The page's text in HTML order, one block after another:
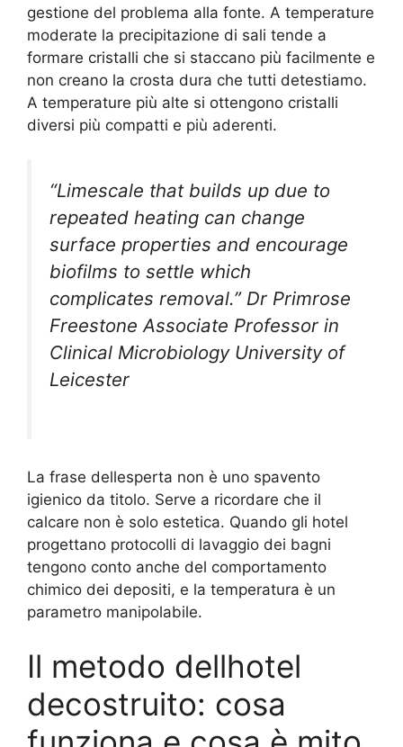
gestione del problema alla fonte. A temperature
moderate la precipitazione di sali tende a
formare cristalli che si staccano più facilmente e
non creano la crosta dura che tutti detestiamo.
A temperature più alte si ottengono cristalli
diversi più compatti e più aderenti.
“Limescale that builds up due to
repeated heating can change
surface properties and encourage
biofilms to settle which
complicates removal.” Dr Primrose
Freestone Associate Professor in
Clinical Microbiology University of
Leicester
La frase dellesperta non è uno spavento
igienico da titolo. Serve a ricordare che il
calcare non è solo estetica. Quando gli hotel
progettano protocolli di lavaggio dei bagni
tengono conto anche del comportamento
chimico dei depositi, e la temperatura è un
parametro manipolabile.
Il metodo dellhotel
decostruito: cosa